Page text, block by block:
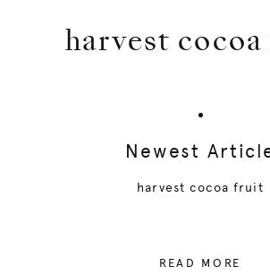
harvest
Newest
harvest cocoa fruit
READ MORE